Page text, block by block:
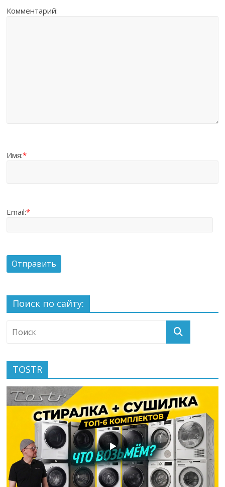
Комментарий:
Имя:*
Email:*
Поиск по сайту:
TOSTR